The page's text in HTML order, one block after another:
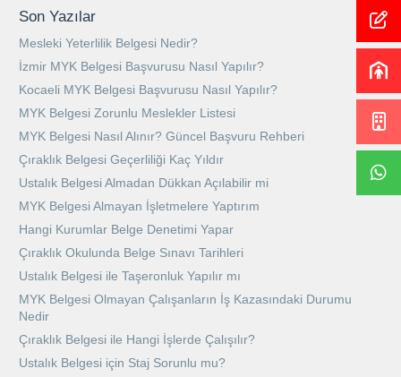
Son Yazılar
Mesleki Yeterlilik Belgesi Nedir?
İzmir MYK Belgesi Başvurusu Nasıl Yapılır?
Kocaeli MYK Belgesi Başvurusu Nasıl Yapılır?
MYK Belgesi Zorunlu Meslekler Listesi
MYK Belgesi Nasıl Alınır? Güncel Başvuru Rehberi
Çıraklık Belgesi Geçerliliği Kaç Yıldır
Ustalık Belgesi Almadan Dükkan Açılabilir mi
MYK Belgesi Almayan İşletmelere Yaptırım
Hangi Kurumlar Belge Denetimi Yapar
Çıraklık Okulunda Belge Sınavı Tarihleri
Ustalık Belgesi ile Taşeronluk Yapılır mı
MYK Belgesi Olmayan Çalışanların İş Kazasındaki Durumu
Nedir
Çıraklık Belgesi ile Hangi İşlerde Çalışılır?
Ustalık Belgesi için Staj Sorunlu mu?